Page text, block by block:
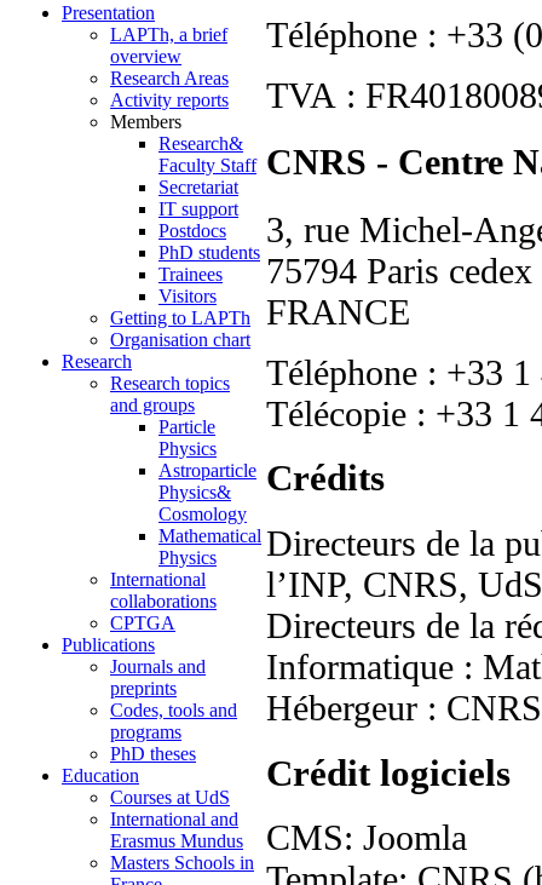
Presentation
LAPTh, a brief
overview
Research Areas
Activity reports
Members
Research&
Faculty Staff
Secretariat
IT support
Postdocs
PhD students
Trainees
Visitors
Getting to LAPTh
Organisation chart
Research
Research topics
and groups
Particle
Physics
Astroparticle
Physics&
Cosmology
Mathematical
Physics
International
collaborations
CPTGA
Publications
Journals and
preprints
Codes, tools and
programs
PhD theses
Education
Courses at UdS
International and
Erasmus Mundus
Masters Schools in
Téléphone : +33
TVA :
CNRS - Centre
3, rue Michel-
75794 Paris cedex
FRANCE
Téléphone : +33
Télécopie : +33 1
Crédits
Directeurs de la
l’INP, CNRS,
Directeurs de la
Informatique :
Hébergeur :
Crédit logiciels
CMS: Joomla